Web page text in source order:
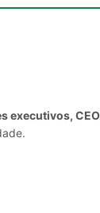
executivos,